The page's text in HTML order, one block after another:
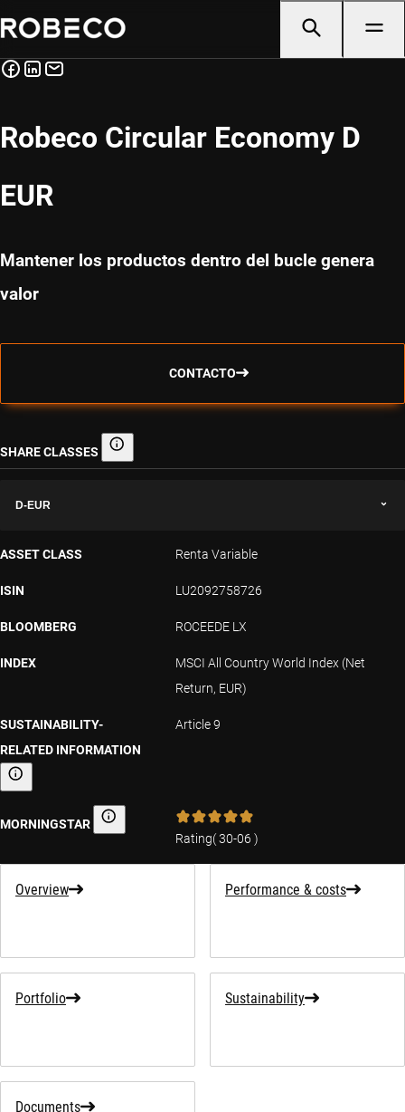
Robeco Circular Economy D
EUR
Mantener los productos dentro del bucle genera
valor
CONTACTO
SHARE CLASSES Share classes
D-EUR
ASSET CLASS Renta Variable
ISIN LU2092758726
BLOOMBERG ROCEEDE LX
INDEX
MSCI All Country World Index (Net
Return, EUR)
SUSTAINABILITY-
RELATED INFORMATION
Sustainability-related information
Article 9
MORNINGSTAR Morningstar
Rating(30-06 )
Overview Performance & costs
Portfolio Sustainability
Documents